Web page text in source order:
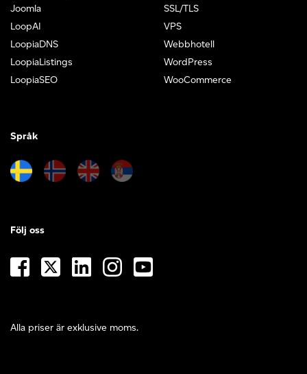
Joomla
LoopAI
LoopiaDNS
LoopiaListings
LoopiaSEO
SSL/TLS
VPS
Webbhotell
WordPress
WooCommerce
Språk
Alla priser är exklusive moms.
Följ oss